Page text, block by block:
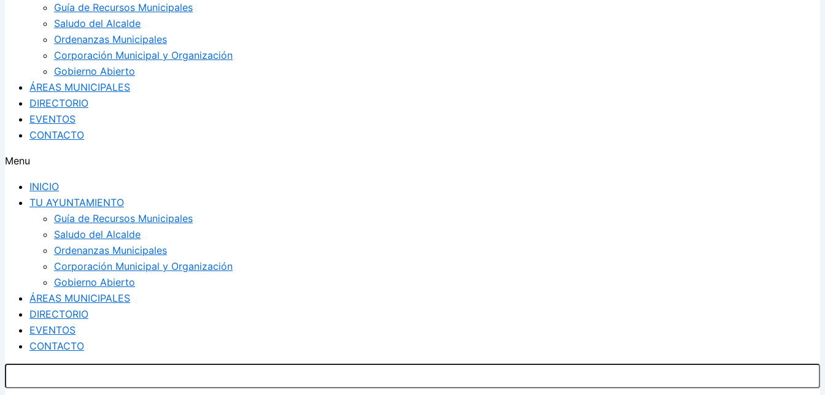
Guía de Recursos Municipales
Saludo del Alcalde
Ordenanzas Municipales
Corporación Municipal y Organización
Gobierno Abierto
ÁREAS MUNICIPALES
DIRECTORIO
EVENTOS
CONTACTO
Menu
INICIO
TU AYUNTAMIENTO
Guía de Recursos Municipales
Saludo del Alcalde
Ordenanzas Municipales
Corporación Municipal y Organización
Gobierno Abierto
ÁREAS MUNICIPALES
DIRECTORIO
EVENTOS
CONTACTO